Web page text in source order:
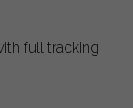
full tracking